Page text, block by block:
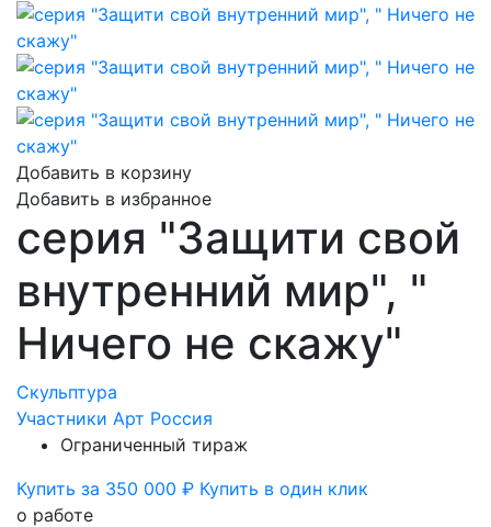
Добавить в корзину
Добавить в избранное
серия "Защити свой
внутренний мир", "
Ничего не скажу"
Скульптура
Участники Арт Россия
Ограниченный тираж
Купить за 350 000 ₽ Купить в один клик
о работе